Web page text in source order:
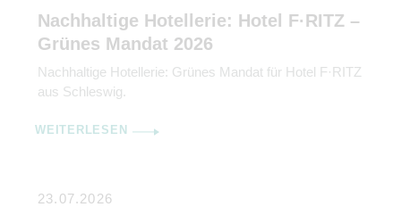
Nachhaltige Hotellerie: Hotel F·RITZ –
Grünes Mandat 2026
Nachhaltige Hotellerie: Grünes Mandat für Hotel F·RITZ
aus Schleswig.
WEITERLESEN
23.07.2026